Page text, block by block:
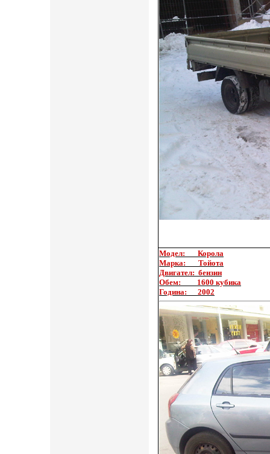
Модел: Корола
Марка: Тойота
Двигател: бензин
Обем: 1600 кубика
Година: 2002